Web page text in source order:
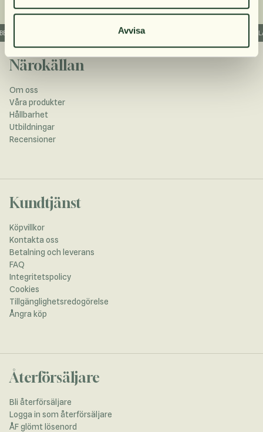
AvvisaFRI FRAKT INOM SVERIGE OM DU
Närokällan
Om oss
Våra produkter
Hållbarhet
Utbildningar
Recensioner
Kundtjänst
Köpvillkor
Kontakta oss
Betalning och leverans
FAQ
Integritetspolicy
Cookies
Tillgänglighetsredogörelse
Ångra köp
Återförsäljare
Bli återförsäljare
Logga in som återförsäljare
ÅF glömt lösenord